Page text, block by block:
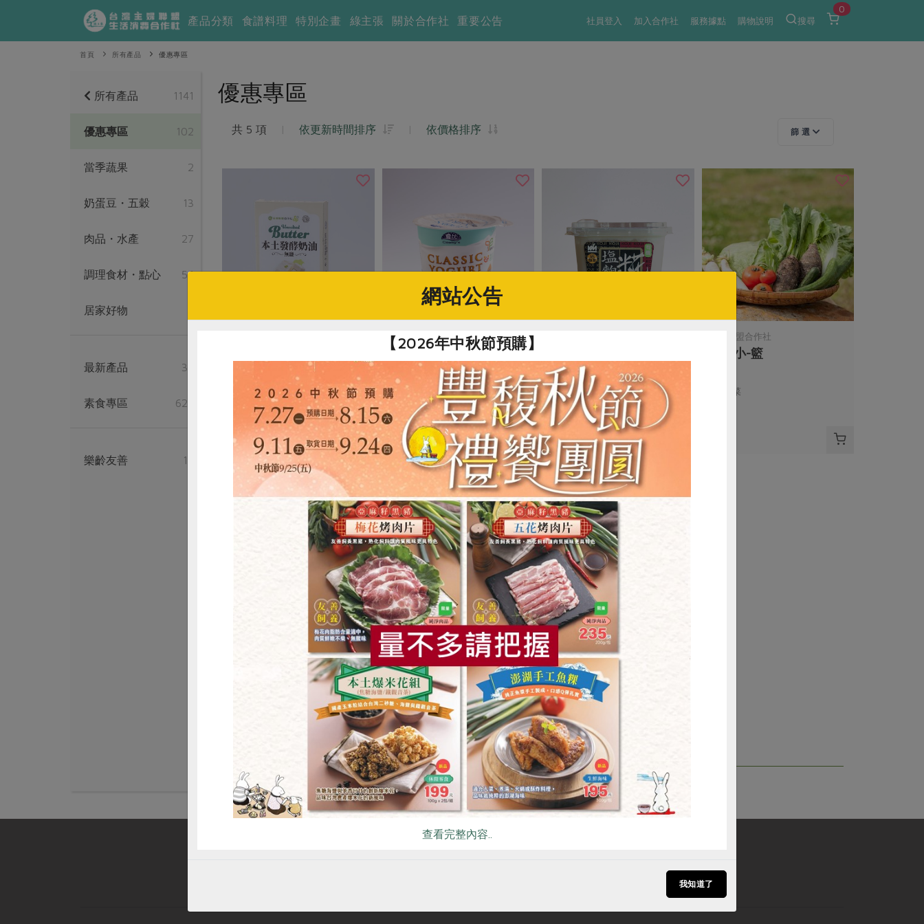
社員登入 加入合作社 服務據點 購物說明 搜尋
0
產品分類 食譜料理 特別企畫 綠主張 關於合作社 重要公告
首頁 所有產品 優惠專區
優惠專區
共 5 項 | 依更新時間排序 | 依價格排序 篩 選
90公克
冷藏
$145
隆昌食品有限公司
雪比經典優格
100公克
冷藏
$38
500公克
葷
冷藏
$235
主婦聯盟合作社
籃菜小-籃
4-6包菜
隆谷科技農業股份有限公司
所有產品 1141
優惠專區 102
當季蔬果 2
奶蛋豆・五穀 13
肉品・水產 27
調理食材・點心 54
居家好物
最新產品 35
素食專區 629
樂齡友善 17
惜食 RPET 食譜 減硝酸鹽 雞蛋 食安 共同購買
網站公告
【2026年中秋節預購】
查看完整內容..
我知道了